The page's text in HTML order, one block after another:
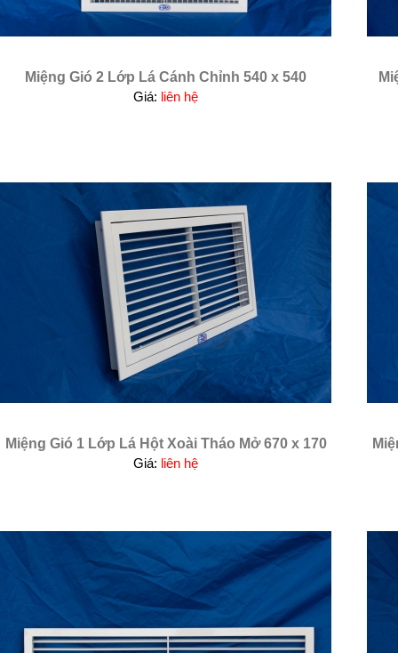
Miệng Gió 2 Lớp Lá Cánh Chỉnh 540 x 540
Giá: liên hệ
Miệng Gió 1 Lớp Lá Hột Xoài Tháo Mở 670 x 170
Giá: liên hệ